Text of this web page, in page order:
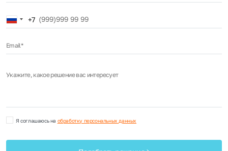
Russia
+7
+7
Email*
Укажите, какое решение вас интересует
Я соглашаюсь на обработку персональных данных